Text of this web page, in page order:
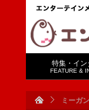
特集・イン
FEATURE &
ミーガ